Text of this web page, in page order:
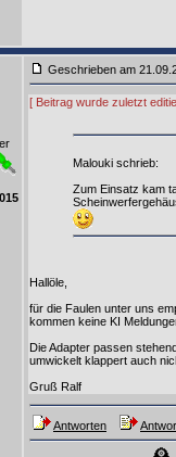
Geschrieben am
[ Beitrag wurde zuletzt
Malouki schrieb:
Zum Einsatz kam
Hallöle,
für die Faulen unter uns
kommen keine KI
Die Adapter passen
umwickelt klappert auch
Gruß Ralf
Antworten